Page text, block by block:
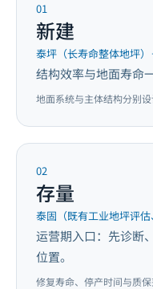
01
新建
泰坪（长寿命整体地坪）
结构效率与地面寿命
地面系统与主体结构分别设
02
存量
泰固（既有工业地坪评估
运营期入口：先诊断
位置。
修复寿命、停产时间与质保